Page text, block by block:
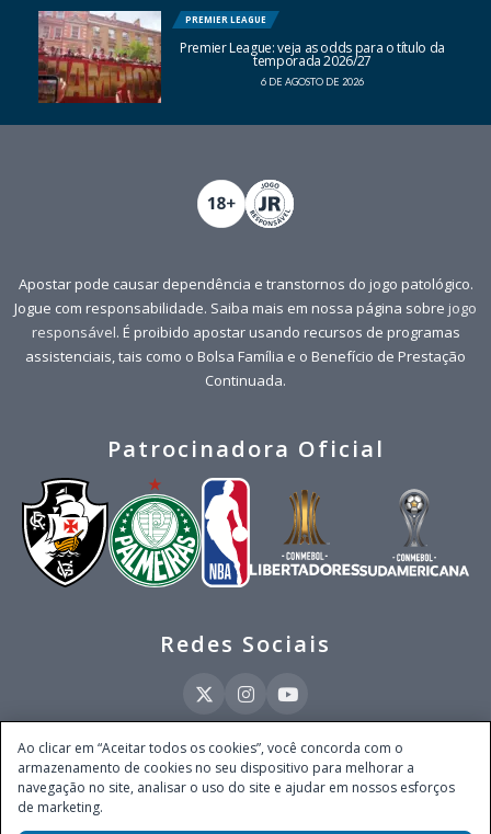
PREMIER LEAGUE
Premier League: veja as odds para o título da
temporada 2026/27
6 DE AGOSTO DE 2026
Apostar pode causar dependência e transtornos do jogo patológico.
Jogue com responsabilidade. Saiba mais em nossa página sobre jogo
responsável. É proibido apostar usando recursos de programas
assistenciais, tais como o Bolsa Família e o Benefício de Prestação
Continuada.
Patrocinadora Oficial
Redes Sociais
Este site é operado pela Ventmear Brasil LTDA (CNPJ 52.868.380/0001-84), com
endereço na Avenida Brigadeiro Faria Lima, nº 4.055, 3º andar, Itaim Bibi, no
Município de São Paulo, Estado de São Paulo, CEP 04538-133, Brasil - empresa
autorizada a operar apostas de quota fixa em todo território nacional pela
Ao clicar em “Aceitar todos os cookies”, você concorda com o
armazenamento de cookies no seu dispositivo para melhorar a
navegação no site, analisar o uso do site e ajudar em nossos esforços
de marketing.